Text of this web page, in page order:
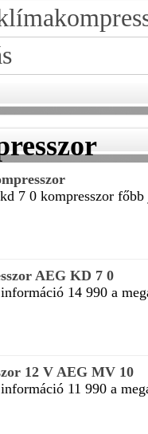
7 0 kompresszor
AEG KD 7 0
14 990 a
12 V AEG MV 10
11 990 a